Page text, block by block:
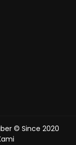
© Since 2020